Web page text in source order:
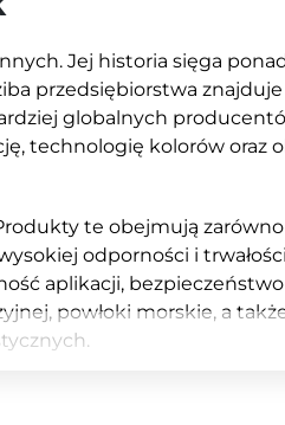
Jej historia sięga
przedsiębiorstwa
globalnych
technologię kolorów oraz
te obejmują
odporności i
aplikacji,
powłoki morskie, a